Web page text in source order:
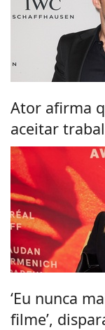
Ator afirma
aceitar
‘Eu nunca
filme’,